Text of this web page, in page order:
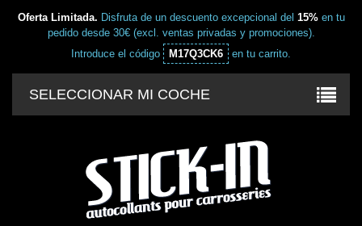
Oferta Limitada. Disfruta de un descuento excepcional del 15%en tu
pedido desde 30€ (excl. ventas privadas y promociones).
Introduce el código
M17Q3CK6 en tu carrito.
SELECCIONAR MI COCHE